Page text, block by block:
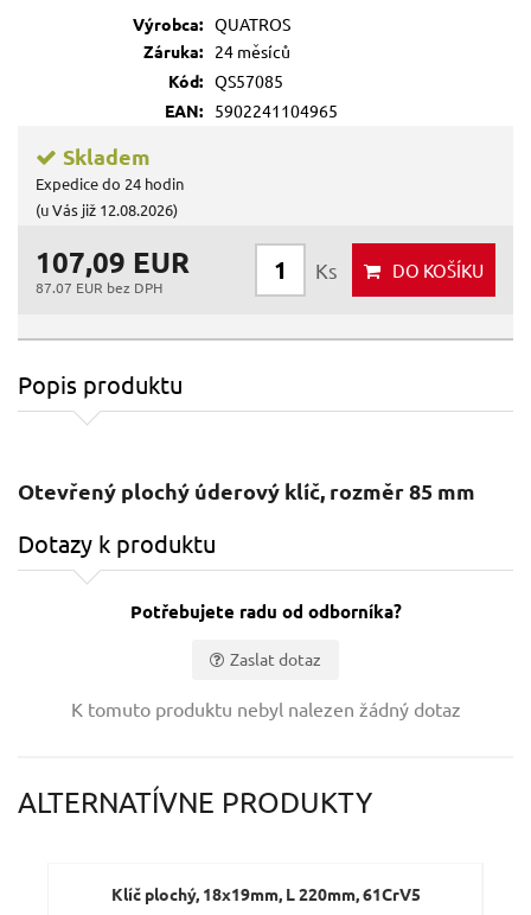
Výrobca: QUATROS
Záruka:
24 měsíců
Kód: QS57085
EAN:
5902241104965
Skladem
Expedice do 24 hodin
(u Vás již 12.08.2026)
107,09 EUR
87.07 EUR bez DPH
Ks DO KOŠÍKU
Popis produktu
Otevřený plochý úderový klíč, rozměr 85 mm
Dotazy k produktu
Potřebujete radu od odborníka?
Zaslat dotaz
K tomuto produktu nebyl nalezen žádný dotaz
ALTERNATÍVNE PRODUKTY
Klíč plochý, 18x19mm, L 220mm, 61CrV5